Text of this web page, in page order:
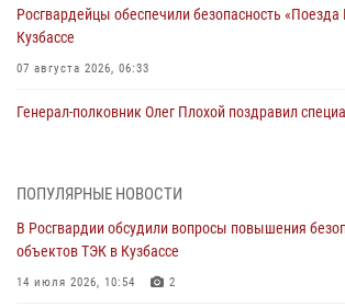
Росгвардейцы обеспечили безопасность
Кузбассе
07 августа 2026, 06:33
Генерал-полковник Олег Плохой поздравил
07 августа 2026, 05:32
С 1 сентября 2026 года вступает в силу новый
частной охранной деятельности
06 августа 2026, 10:19
ПОПУЛЯРНЫЕ НОВОСТИ
В Росгвардии обсудили вопросы повышения
объектов ТЭК в Кузбассе
14 июля 2026, 10:54 2